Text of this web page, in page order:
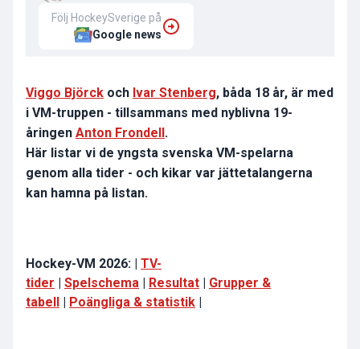
Följ HockeySverige på
Google news
Viggo Björck och Ivar Stenberg, båda 18 år, är med
i VM-truppen - tillsammans med nyblivna 19-
åringen Anton Frondell .
Här listar vi de yngsta svenska VM-spelarna
genom alla tider - och kikar var jättetalangerna
kan hamna på listan.
Hockey-VM 2026: | TV-
tider
Spelschema Resultat
Grupper &
tabell
Poängliga & statistik